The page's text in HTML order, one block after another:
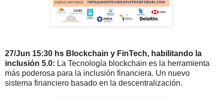
27/Jun 15:30 hs Blockchain y FinTech, habilitando la
inclusión 5.0: La Tecnología blockchain es la herramienta
más poderosa para la inclusión financiera. Un nuevo
sistema financiero basado en la descentralización.